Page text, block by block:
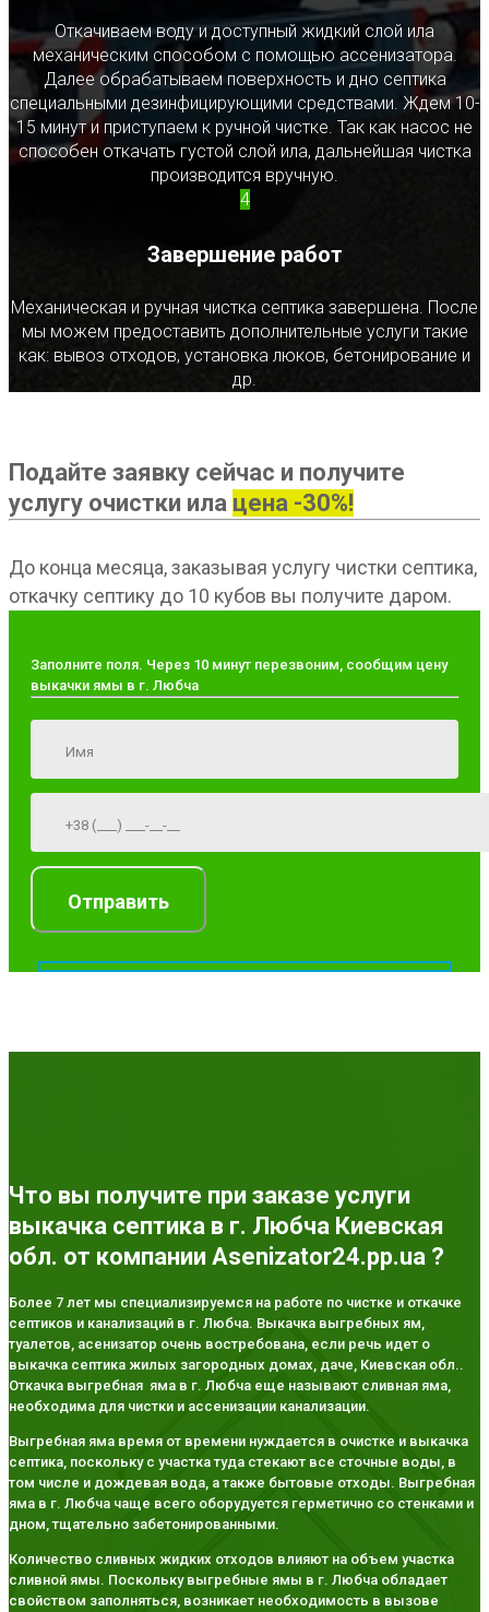
Откачиваем воду и доступный жидкий слой ила
механическим способом с помощью ассенизатора.
Далее обрабатываем поверхность и дно септика
специальными дезинфицирующими средствами. Ждем 10-
15 минут и приступаем к ручной чистке. Так как насос не
способен откачать густой слой ила, дальнейшая чистка
производится вручную.
4
Завершение работ
Механическая и ручная чистка септика завершена. После
мы можем предоставить дополнительные услуги такие
как: вывоз отходов, установка люков, бетонирование и
др.
Подайте заявку сейчас и получите
услугу очистки ила цена -30%!
До конца месяца, заказывая услугу чистки септика,
откачку септику до 10 кубов вы получите даром.
Заполните поля. Через 10 минут перезвоним, сообщим цену
выкачки ямы в г. Любча
Что вы получите при заказе услуги
выкачка септика в г. Любча Киевская
обл. от компании Asenizator24.pp.ua ?
Более 7 лет мы специализируемся на работе по чистке и откачке
септиков и канализаций в г. Любча. Выкачка выгребных ям,
туалетов, асенизатор очень востребована, если речь идет о
выкачка септика жилых загородных домах, даче, Киевская обл..
Откачка выгребная яма в г. Любча еще называют сливная яма,
необходима для чистки и ассенизации канализации.
Выгребная яма время от времени нуждается в очистке и выкачка
септика, поскольку с участка туда стекают все сточные воды, в
том числе и дождевая вода, а также бытовые отходы. Выгребная
яма в г. Любча чаще всего оборудуется герметично со стенками и
дном, тщательно забетонированными.
Количество сливных жидких отходов влияют на объем участка
сливной ямы. Поскольку выгребные ямы в г. Любча обладает
свойством заполняться, возникает необходимость в вызове